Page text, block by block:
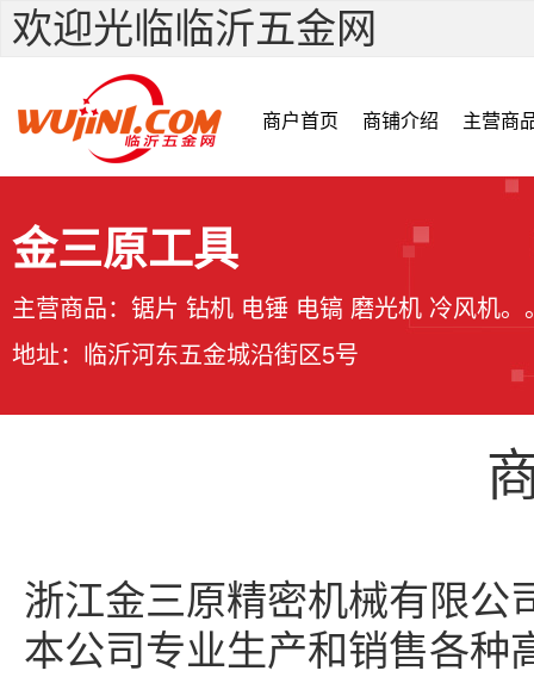
欢迎光临临沂五金网
商户首页 商铺介绍 主营商
金三原工具
主营商品：锯片 钻机 电锤 电镐 磨光机 冷风机。
地址：临沂河东五金城沿街区5号
浙江金三原精密机械有限公
本公司专业生产和销售各种